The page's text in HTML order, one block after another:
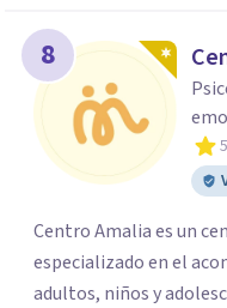
8
5
Centro Amalia es un
especializado en el
adultos, niños y